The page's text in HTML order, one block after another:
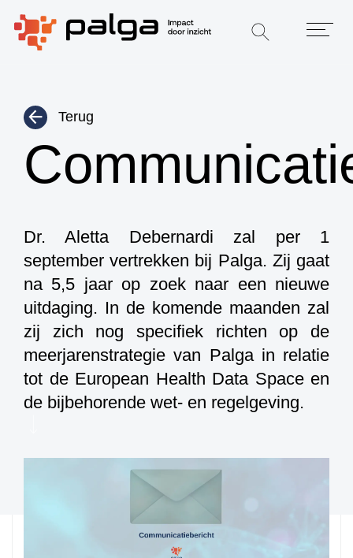
Terug
Dr. Aletta Debernardi zal per 1
september vertrekken bij Palga. Zij gaat
na 5,5 jaar op zoek naar een nieuwe
uitdaging. In de komende maanden zal
zij zich nog specifiek richten op de
meerjarenstrategie van Palga in relatie
tot de European Health Data Space en
de bijbehorende wet- en regelgeving.